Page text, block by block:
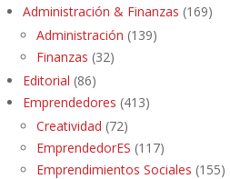
Administración & Finanzas (169)
Administración (139)
Finanzas (32)
Editorial (86)
Emprendedores (413)
Creatividad (72)
EmprendedorES (117)
Emprendimientos Sociales (155)